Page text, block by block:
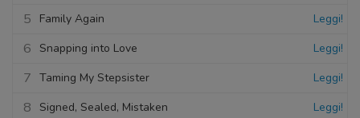
5 Family Again Leggi!
6 Snapping into Love Leggi!
7 Taming My Stepsister Leggi!
8 Signed, Sealed, Mistaken Leggi!